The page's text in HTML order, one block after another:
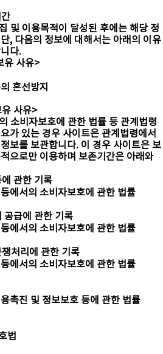
및 이용목적이 달성된 후에는 해당 정
, 다음의 정보에 대해서는 아래의 이유
다.
유 사유>
혼선방지
사유>
소비자보호에 관한 법률 등 관계법령
가 있는 경우 사이트은 관계법령에서
보를 보관합니다. 이 경우 사이트은 보
으로만 이용하며 보존기간은 아래와
관한 기록
에서의 소비자보호에 관한 법률
급에 관한 기록
에서의 소비자보호에 관한 법률
처리에 관한 기록
에서의 소비자보호에 관한 법률
촉진 및 정보보호 등에 관한 법률
법